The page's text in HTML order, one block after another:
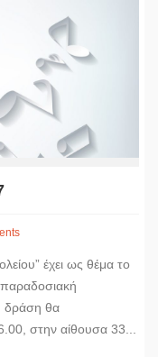
έχει ως θέμα το
δράση θα
στην αίθουσα 33...